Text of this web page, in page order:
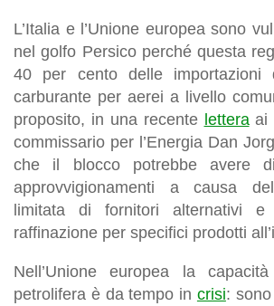
L’Italia e l’Unione europea sono
nel golfo Persico perché questa
40 per cento delle
carburante per aerei a livello
proposito, in una recente letteraai
commissario per l’Energia Dan
che il blocco potrebbe avere
approvvigionamenti a causa
limitata di fornitori alternativi
raffinazione per specifici prodotti
Nell’Unione europea la
petrolifera è da tempo in crisi: